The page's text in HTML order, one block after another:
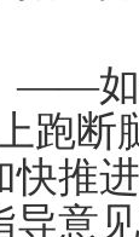
何
跑断
快推
导意